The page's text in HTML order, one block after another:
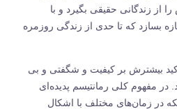
از زندگانی حقیقی بگیرد و با
بسازد که تا حدی از زندگی روزمره
بیشترش بر کیفیت و شگفتی و بی
در مفهوم کلی رمانتیسم پدیده‌ای
در زمان‌های مختلف با اشکال